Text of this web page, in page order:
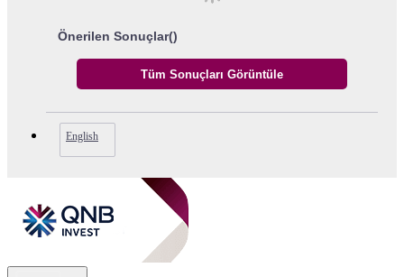
Önerilen Sonuçlar()
English